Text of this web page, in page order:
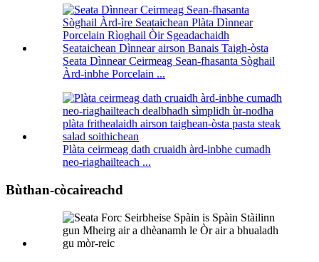
Seata Dìnnear Ceirmeag Sean-fhasanta Sòghail
Àrd-inbhe Porcelain ...
Plàta ceirmeag dath cruaidh àrd-inbhe cumadh
neo-riaghailteach ...
Bùthan-còcaireachd